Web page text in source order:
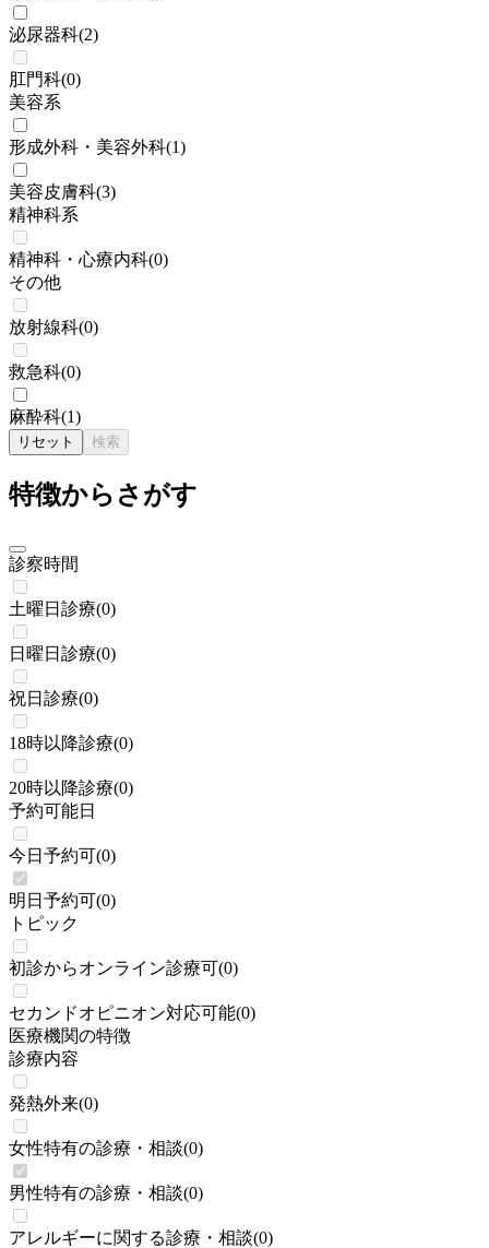
泌尿器科(2)
肛門科(0)
美容系
形成外科・美容外科(1)
美容皮膚科(3)
精神科系
精神科・心療内科(0)
その他
放射線科(0)
救急科(0)
麻酔科(1)
リセット 検索
特徴からさがす
診察時間
土曜日診療(0)
日曜日診療(0)
祝日診療(0)
18時以降診療(0)
20時以降診療(0)
予約可能日
今日予約可(0)
明日予約可(0)
トピック
初診からオンライン診療可(0)
セカンドオピニオン対応可能(0)
医療機関の特徴
診療内容
発熱外来(0)
女性特有の診療・相談(0)
男性特有の診療・相談(0)
アレルギーに関する診療・相談(0)